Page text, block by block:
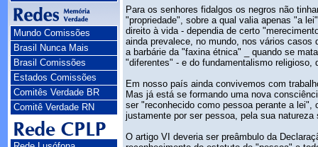
Mundo Comissões
Brasil Nunca Mais
Brasil Comissões
Estados Comissões
Comitês Verdade BR
Comitê Verdade RN
Para os senhores fidalgos os negros não
"propriedade", sobre a qual valia apenas "a
direito à vida - dependia de certo
ainda prevalece, no mundo, nos vários
a barbárie da "faxina étnica" _ quando se
"diferentes" - e do fundamentalismo
Em nosso país ainda convivemos com
Mas já está se formando uma nova
ser "reconhecido como pessoa perante a
justamente por ser pessoa, pela sua
O artigo VI deveria ser preâmbulo da